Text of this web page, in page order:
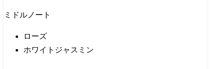
ミドルノート
ローズ
ホワイトジャスミン